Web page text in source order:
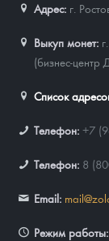
Адрес: г.
Выкуп монет:
(бизнес-
Список
Телефон: +7
Телефон: 8
Email:
Режим работы: